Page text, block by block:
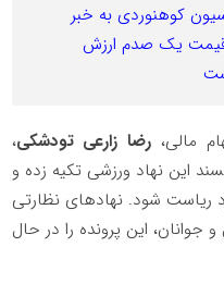
کوهنوردی به خبر
قیمت یک صدم ارزش
مالی، رضا زارعی تودشکی،
است که ۱۲ سال بر مسند این نهاد ورزشی تکیه زده و
ریاست شود. نهادهای نظارتی
این پرونده را در حال